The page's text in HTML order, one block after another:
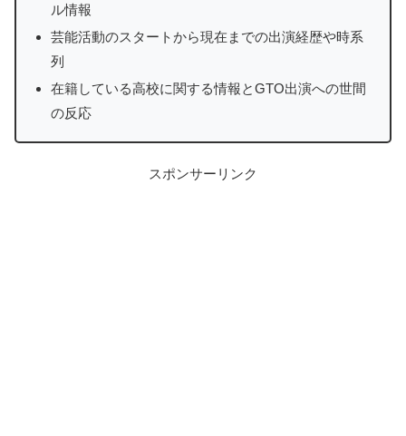
ル情報
芸能活動のスタートから現在までの出演経歴や時系
列
在籍している高校に関する情報とGTO出演への世間
の反応
スポンサーリンク